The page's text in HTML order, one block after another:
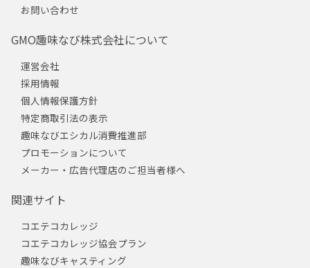
お問い合わせ
GMO趣味なび株式会社について
運営会社
採用情報
個人情報保護方針
特定商取引法の表示
趣味なびエシカル消費推進部
プロモーションについて
メーカー・広告代理店のご担当者様へ
関連サイト
コエテコカレッジ
コエテコカレッジ協会プラン
趣味なびキャスティング